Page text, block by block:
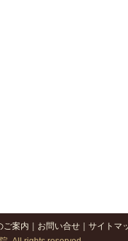
ご案内 お問い合せ
サイトマ